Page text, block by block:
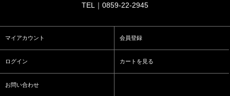
TEL｜0859-22-2945
マイアカウント 会員登録
ログイン カートを見る
お問い合わせ